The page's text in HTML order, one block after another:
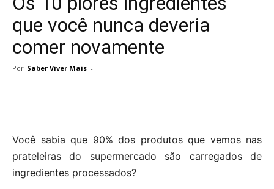
que você nunca deveria
comer novamente
Por Saber Viver Mais -
Você sabia que 90% dos produtos que vemos nas
prateleiras do supermercado são carregados de
ingredientes processados?